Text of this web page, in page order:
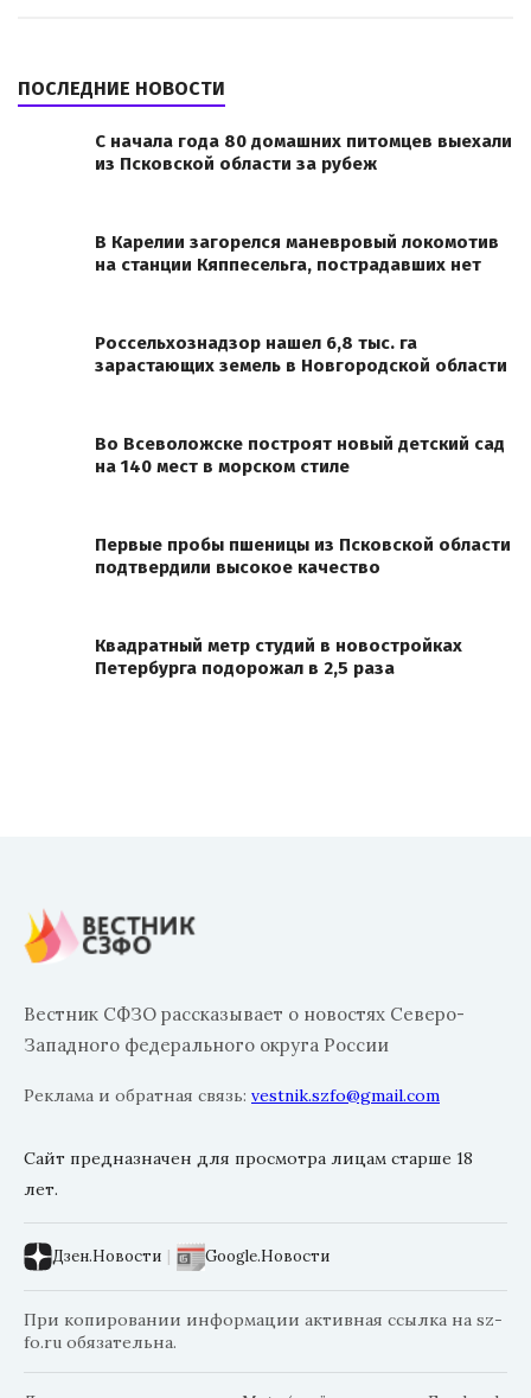
ПОСЛЕДНИЕ НОВОСТИ
С начала года 80 домашних питомцев выехали
из Псковской области за рубеж
В Карелии загорелся маневровый локомотив
на станции Кяппесельга, пострадавших нет
Россельхознадзор нашел 6,8 тыс. га
зарастающих земель в Новгородской области
Во Всеволожске построят новый детский сад
на 140 мест в морском стиле
Первые пробы пшеницы из Псковской области
подтвердили высокое качество
Квадратный метр студий в новостройках
Петербурга подорожал в 2,5 раза
Вестник СФЗО рассказывает о новостях Северо-
Западного федерального округа России
Реклама и обратная связь: vestnik.szfo@gmail.com
Сайт предназначен для просмотра лицам старше 18
лет.
Дзен.Новости | Google.Новости
При копировании информации активная ссылка на sz-
fo.ru обязательна.